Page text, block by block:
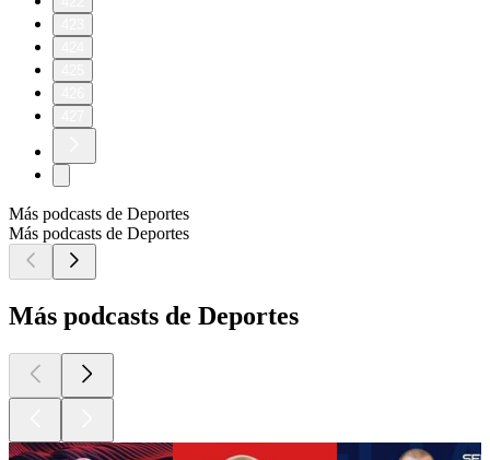
Más podcasts de Deportes
Más podcasts de Deportes
Más podcasts de Deportes